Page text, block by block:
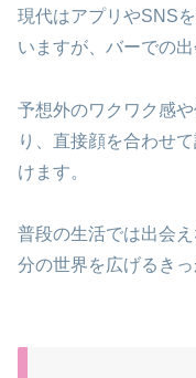
現代はアプリやSNS
いますが、バーでの
予想外のワクワク感
り、直接顔を合わせ
けます。
普段の生活では出会
分の世界を広げるきっ